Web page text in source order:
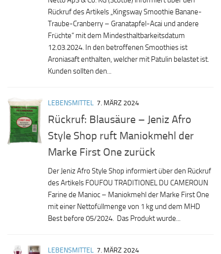
Rückruf des Artikels „Kingsway Smoothie Banane-
Traube-Cranberry – Granatapfel-Acai und andere
Früchte“ mit dem Mindesthaltbarkeitsdatum
12.03.2024. In den betroffenen Smoothies ist
Aroniasaft enthalten, welcher mit Patulin belastet ist.
Kunden sollten den...
LEBENSMITTEL 7. MÄRZ 2024
Rückruf: Blausäure – Jeniz Afro
Style Shop ruft Maniokmehl der
Marke First One zurück
Der Jeniz Afro Style Shop informiert über den Rückruf
des Artikels FOUFOU TRADITIONEL DU CAMEROUN
Farine de Manioc – Maniokmehl der Marke First One
mit einer Nettofüllmenge von 1 kg und dem MHD
Best before 05/2024. Das Produkt wurde...
LEBENSMITTEL 7. MÄRZ 2024